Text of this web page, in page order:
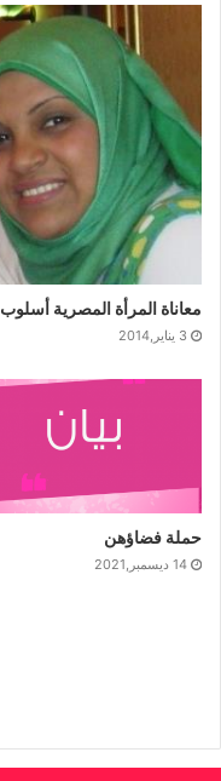
معاناة المرأة المصرية
3 يناير,2014
حملة فضاؤهن
14 ديسمبر,2021